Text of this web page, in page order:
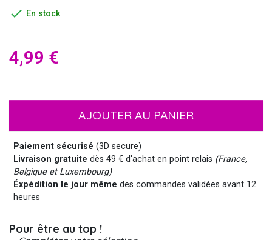
 En stock
4,99 €
AJOUTER AU PANIER
Paiement sécurisé (3D secure)
Livraison gratuite dès 49 € d'achat en point relais (France,
Belgique et Luxembourg)
Éxpédition le jour même des commandes validées avant 12
heures
Pour être au top !